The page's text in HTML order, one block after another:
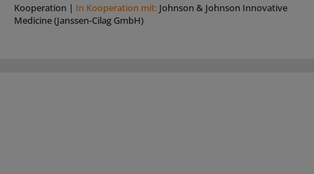
Kooperation | In Kooperation mit: Johnson & Johnson Innovative
Medicine (Janssen-Cilag GmbH)